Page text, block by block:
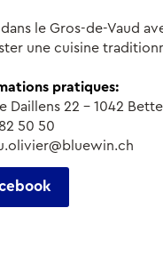
le Gros-de-Vaud
une cuisine
pratiques:
Daillens 22 - 1042
50 50